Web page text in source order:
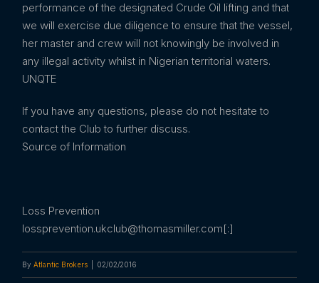
performance of the designated Crude Oil lifting and that
we will exercise due diligence to ensure that the vessel,
her master and crew will not knowingly be involved in
any illegal activity whilst in Nigerian territorial waters.
UNQTE
If you have any questions, please do not hesitate to
contact the Club to further discuss.
Source of Information
Loss Prevention
lossprevention.ukclub@thomasmiller.com[:]
ByAtlantic Brokers 02/02/2016